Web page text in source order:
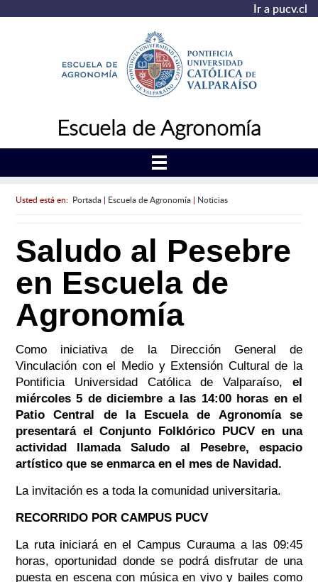
Ir a pucv.cl
Escuela de Agronomía
Usted está en: Portada| Escuela de Agronomía| Noticias
Saludo al Pesebre
en Escuela de
Agronomía
Como iniciativa de la Dirección General de
Vinculación con el Medio y Extensión Cultural de la
Pontificia Universidad Católica de Valparaíso,el
miércoles 5 de diciembre a las 14:00 horas en el
Patio Central de la Escuela de Agronomía se
presentará el Conjunto Folklórico PUCV en una
actividad llamada Saludo al Pesebre, espacio
artístico que se enmarca en el mes de Navidad.
La invitación es a toda la comunidad universitaria.
RECORRIDO POR CAMPUS PUCV
La ruta iniciará en el Campus Curauma a las 09:45
horas, oportunidad donde se podrá disfrutar de una
puesta en escena con música en vivo y bailes como